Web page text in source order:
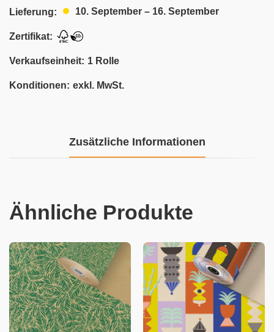
Lieferung: 10. September – 16. September
Zertifikat:
Verkaufseinheit: 1 Rolle
Konditionen: exkl. MwSt.
Zusätzliche Informationen
Ähnliche Produkte